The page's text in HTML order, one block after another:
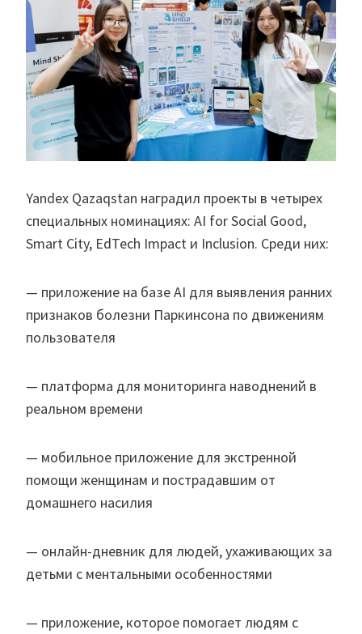
Yandex Qazaqstan наградил проекты в четырех
специальных номинациях: AI for Social Good,
Smart City, EdTech Impact и Inclusion. Среди них:
—⁠ ⁠приложение на базе AI для выявления ранних
признаков болезни Паркинсона по движениям
пользователя
— ⁠платформа для мониторинга наводнений в
реальном времени
—⁠ ⁠мобильное приложение для экстренной
помощи женщинам и пострадавшим от
домашнего насилия
—⁠ ⁠онлайн-дневник для людей, ухаживающих за
детьми с ментальными особенностями
—⁠ ⁠приложение, которое помогает людям с